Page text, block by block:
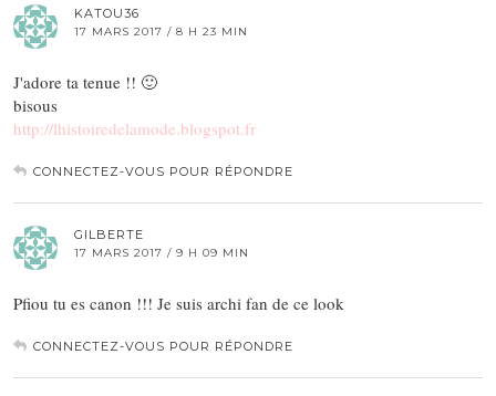
KATOU36
17 MARS 2017 / 8 H 23 MIN
J'adore ta tenue !! 🙂
bisous
http://lhistoiredelamode.blogspot.fr
CONNECTEZ-VOUS POUR RÉPONDRE
GILBERTE
17 MARS 2017 / 9 H 09 MIN
Pfiou tu es canon !!! Je suis archi fan de ce look
CONNECTEZ-VOUS POUR RÉPONDRE